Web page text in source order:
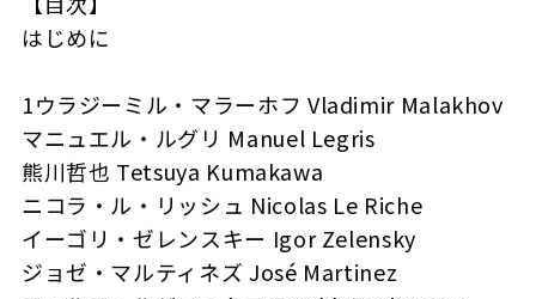
はじめに
1ウラジーミル・マラーホフ Vladimir Malakhov
マニュエル・ルグリ Manuel Legris
熊川哲也 Tetsuya Kumakawa
ニコラ・ル・リッシュ Nicolas Le Riche
イーゴリ・ゼレンスキー Igor Zelensky
ジョゼ・マルティネズ José Martinez